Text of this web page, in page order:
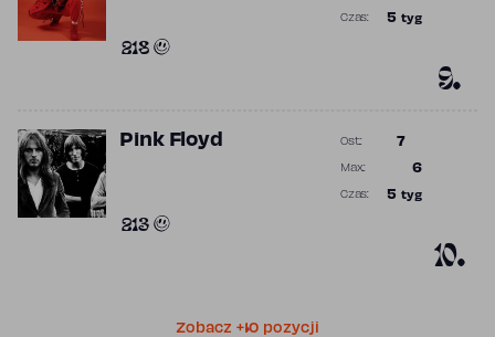
9.
218
5 tyg
Czas:
10.
Pink Floyd
213
7
Ost.:
6
Max.:
5 tyg
Czas:
Zobacz +10 pozycji